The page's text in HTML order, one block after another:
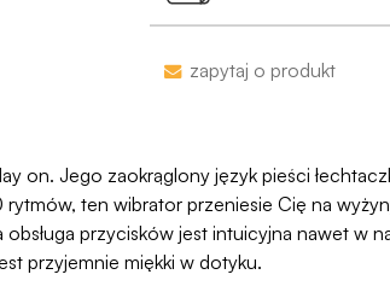
proces jesy
zapytaj o produkt
on. Jego zaokrąglony język pieści
ten wibrator przeniesie Cię na
obsługa przycisków jest intuicyjna nawet
przyjemnie miękki w dotyku.